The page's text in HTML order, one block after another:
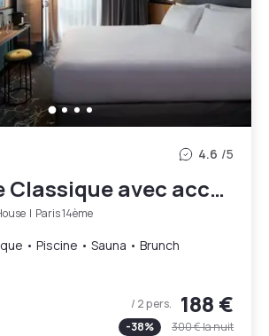
4.6 /5
Chambre Classique avec accès piscine & sauna et brunch pour 2
| Paris 14ème
• Piscine • Sauna • Brunch
/ 2 pers. 188 €
-38% 300 €la nuit